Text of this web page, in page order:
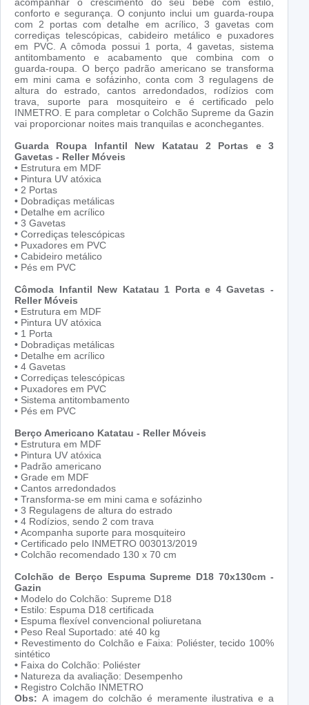
conforto e segurança. O conjunto inclui um guarda-roupa
com 2 portas com detalhe em acrílico, 3 gavetas com
corrediças telescópicas, cabideiro metálico e puxadores
em PVC. A cômoda possui 1 porta, 4 gavetas, sistema
antitombamento e acabamento que combina com o
guarda-roupa. O berço padrão americano se transforma
em mini cama e sofázinho, conta com 3 regulagens de
altura do estrado, cantos arredondados, rodízios com
trava, suporte para mosquiteiro e é certificado pelo
INMETRO. E para completar o Colchão Supreme da Gazin
vai proporcionar noites mais tranquilas e aconchegantes.
Guarda Roupa Infantil New Katatau 2 Portas e 3
Gavetas - Reller Móveis
• Estrutura em MDF
• Pintura UV atóxica
• 2 Portas
• Dobradiças metálicas
• Detalhe em acrílico
• 3 Gavetas
• Corrediças telescópicas
• Puxadores em PVC
• Cabideiro metálico
• Pés em PVC
Cômoda Infantil New Katatau 1 Porta e 4 Gavetas -
Reller Móveis
• Estrutura em MDF
• Pintura UV atóxica
• 1 Porta
• Dobradiças metálicas
• Detalhe em acrílico
• 4 Gavetas
• Corrediças telescópicas
• Puxadores em PVC
• Sistema antitombamento
• Pés em PVC
Berço Americano Katatau - Reller Móveis
• Estrutura em MDF
• Pintura UV atóxica
• Padrão americano
• Grade em MDF
• Cantos arredondados
• Transforma-se em mini cama e sofázinho
• 3 Regulagens de altura do estrado
• 4 Rodízios, sendo 2 com trava
• Acompanha suporte para mosquiteiro
• Certificado pelo INMETRO 003013/2019
• Colchão recomendado 130 x 70 cm
Colchão de Berço Espuma Supreme D18 70x130cm -
Gazin
• Modelo do Colchão: Supreme D18
• Estilo: Espuma D18 certificada
• Espuma flexível convencional poliuretana
• Peso Real Suportado: até 40 kg
• Revestimento do Colchão e Faixa: Poliéster, tecido 100%
sintético
• Faixa do Colchão: Poliéster
• Natureza da avaliação: Desempenho
• Registro Colchão INMETRO
Obs: A imagem do colchão é meramente ilustrativa e a